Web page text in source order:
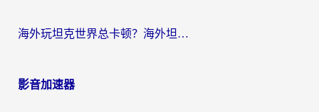
海外玩坦克世界总卡顿？海外坦克世界加速器有哪些？实测好用的选择在这里
影音加速器